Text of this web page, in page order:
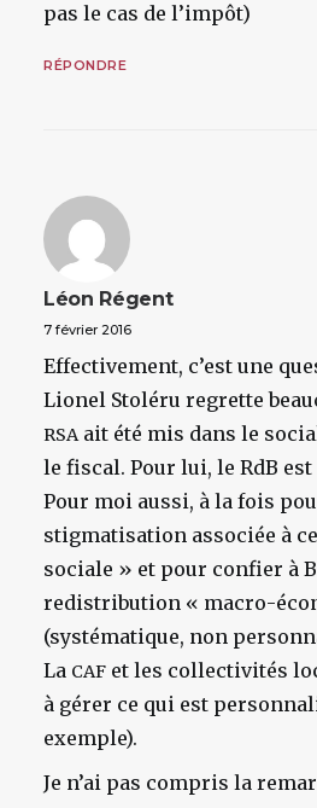
pas le cas de l’impôt)
RÉPONDRE
Léon Régent
7 février 2016
Effectivement, c’est une
Lionel Stoléru regrette
RSAait été mis dans le
le fiscal. Pour lui, le RdB
Pour moi aussi, à la fois
stigmatisation associée à
sociale » et pour confier à
redistribution « macro-
(systématique, non
La CAF et les collectivités
à gérer ce qui est
exemple).
Je n’ai pas compris la